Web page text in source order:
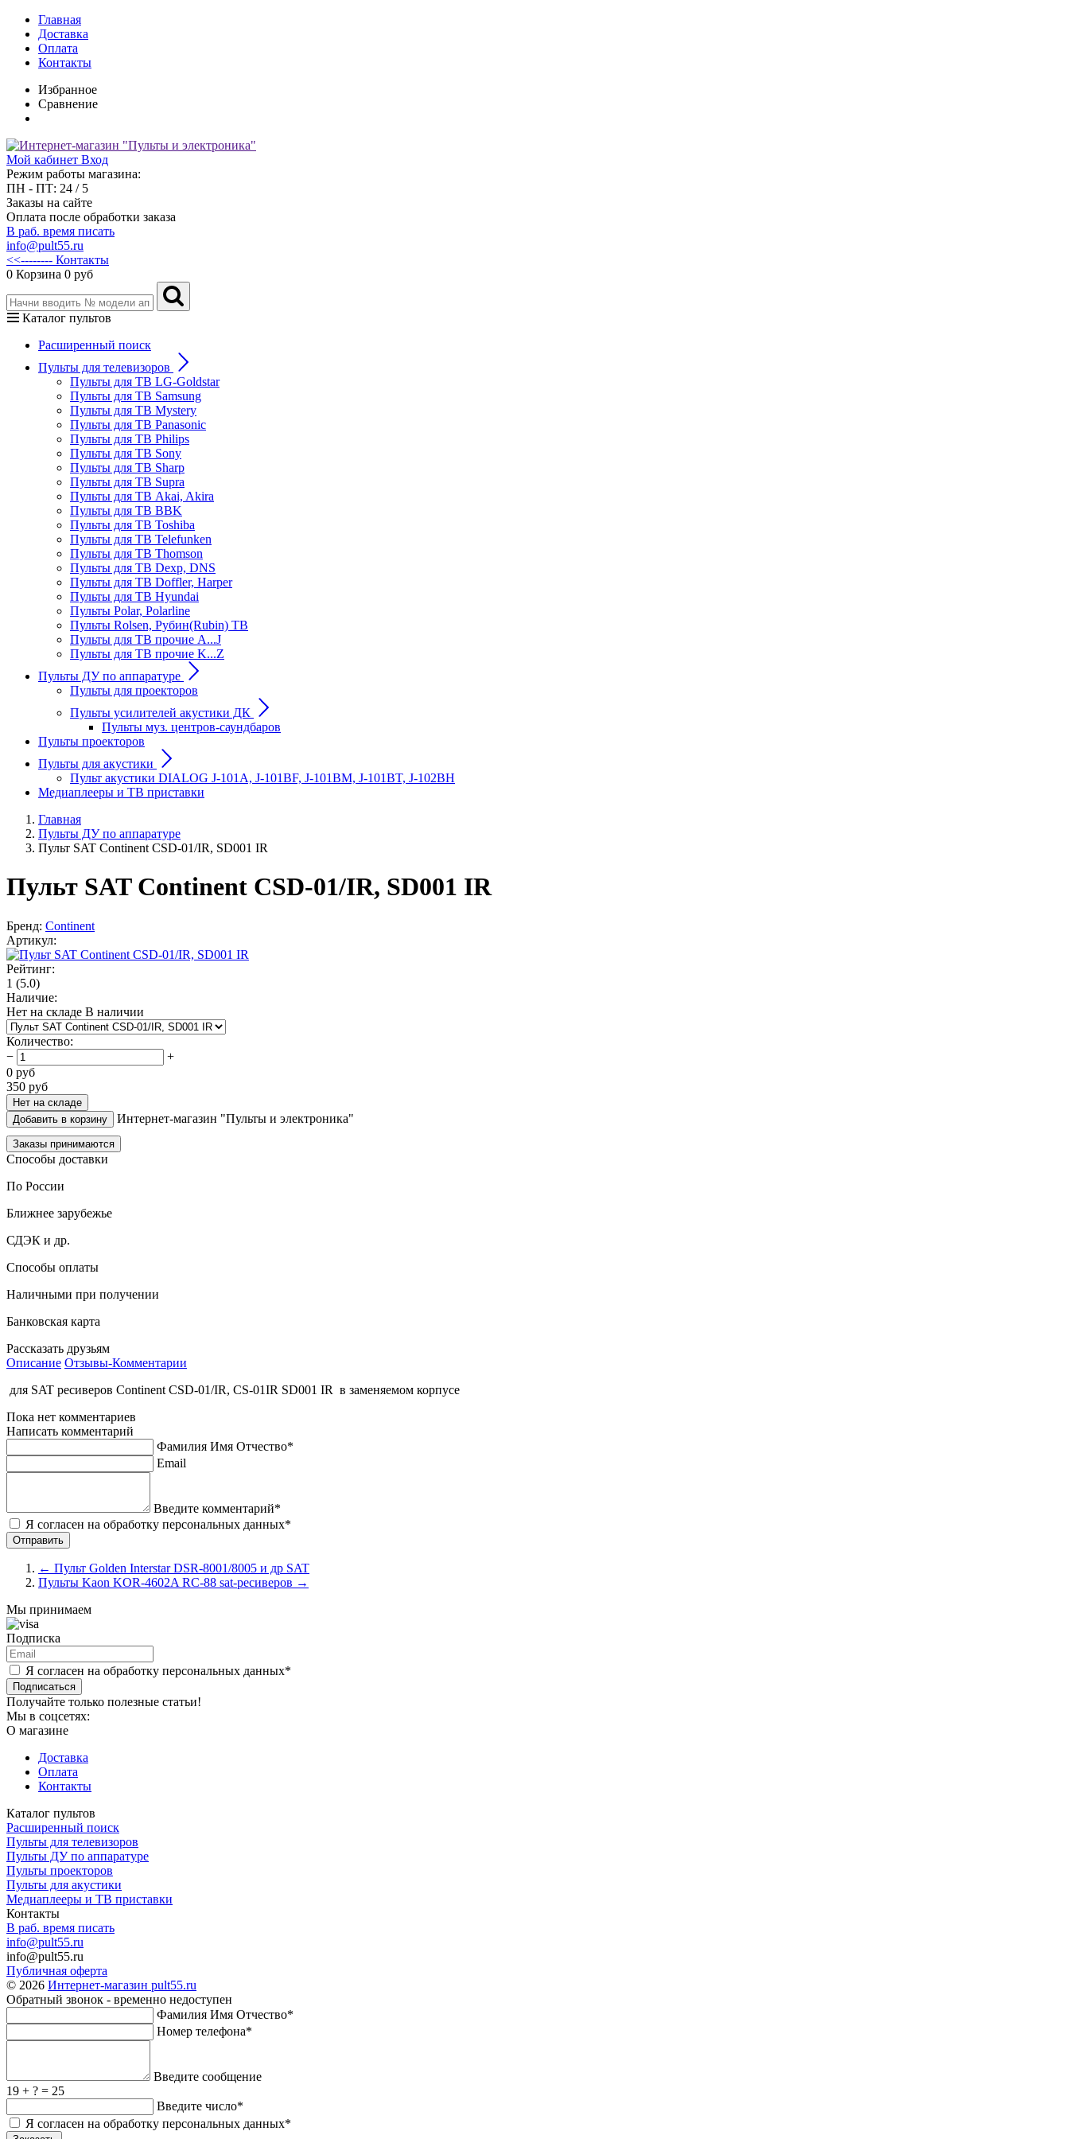
Главная
Доставка
Оплата
Контакты
Избранное
Сравнение
Мой кабинет Вход
Режим работы магазина:
ПН - ПТ: 24 / 5
Заказы на сайте
Оплата после обработки заказа
В раб. время писать
info@pult55.ru
<<-------- Контакты
0 Корзина 0 руб
Каталог пультов
Расширенный поиск
Пульты для телевизоров
Пульты для ТВ LG-Goldstar
Пульты для ТВ Samsung
Пульты для ТВ Mystery
Пульты для ТВ Panasonic
Пульты для ТВ Philips
Пульты для ТВ Sony
Пульты для ТВ Sharp
Пульты для ТВ Supra
Пульты для ТВ Akai, Akira
Пульты для ТВ BBK
Пульты для ТВ Toshiba
Пульты для ТВ Telefunken
Пульты для ТВ Thomson
Пульты для ТВ Dexp, DNS
Пульты для ТВ Doffler, Harper
Пульты для ТВ Hyundai
Пульты Polar, Polarline
Пульты Rolsen, Рубин(Rubin) ТВ
Пульты для ТВ прочие A...J
Пульты для ТВ прочие K...Z
Пульты ДУ по аппаратуре
Пульты для проекторов
Пульты усилителей акустики ДК
Пульты муз. центров-саундбаров
Пульты проекторов
Пульты для акустики
Пульт акустики DIALOG J-101A, J-101BF, J-101BM, J-101BT, J-102BH
Медиаплееры и ТВ приставки
Главная
Пульты ДУ по аппаратуре
Пульт SAT Continent CSD-01/IR, SD001 IR
Пульт SAT Continent CSD-01/IR, SD001 IR
Бренд: Continent
Артикул:
Рейтинг:
1 (5.0)
Наличие:
Нет на складе В наличии
Количество:
−
+
0 руб
350 руб
Нет на складе
Добавить в корзину
Интернет-магазин "Пульты и электроника"
Заказы принимаются
Способы доставки
По России
Ближнее зарубежье
СДЭК и др.
Способы оплаты
Наличными при получении
Банковская карта
Рассказать друзьям
Описание Отзывы-Комментарии
для SAT ресиверов Continent CSD-01/IR, CS-01IR SD001 IR в заменяемом корпусе
Пока нет комментариев
Написать комментарий
Фамилия Имя Отчество*
Email
Введите комментарий*
Я согласен на обработку персональных данных*
← Пульт Golden Interstar DSR-8001/8005 и др SAT
Пульты Kaon KOR-4602A RC-88 sat-ресиверов →
Мы принимаем
Подписка
Я согласен на обработку персональных данных*
Подписаться
Получайте только полезные статьи!
Мы в соцсетях:
О магазине
Доставка
Оплата
Контакты
Каталог пультов
Расширенный поиск
Пульты для телевизоров
Пульты ДУ по аппаратуре
Пульты проекторов
Пульты для акустики
Медиаплееры и ТВ приставки
Контакты
В раб. время писать
info@pult55.ru
info@pult55.ru
Публичная оферта
© 2026 Интернет-магазин pult55.ru
Обратный звонок - временно недоступен
Фамилия Имя Отчество*
Номер телефона*
Введите сообщение
19 + ? = 25
Введите число*
Я согласен на обработку персональных данных*